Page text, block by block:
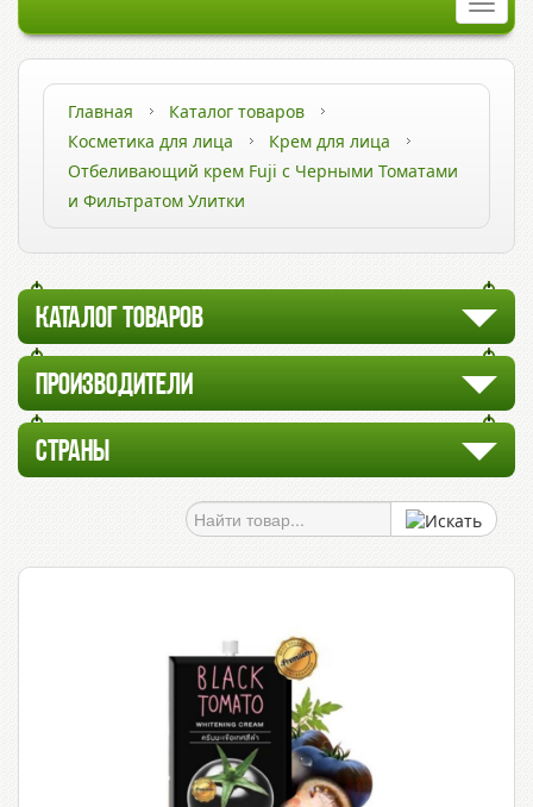
Главная
Каталог товаров
Косметика для лица
Крем для лица
Отбеливающий крем Fuji с Черными Томатами
и Фильтратом Улитки
КАТАЛОГ ТОВАРОВ
ПРОИЗВОДИТЕЛИ
СТРАНЫ